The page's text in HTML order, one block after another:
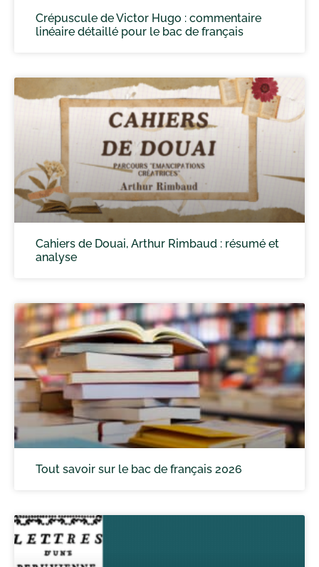
Crépuscule de Victor Hugo : commentaire
linéaire détaillé pour le bac de français
Cahiers de Douai, Arthur Rimbaud : résumé et
analyse
Tout savoir sur le bac de français 2026